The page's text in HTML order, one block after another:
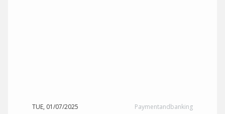
TUE, 01/07/2025 Paymentandbanking